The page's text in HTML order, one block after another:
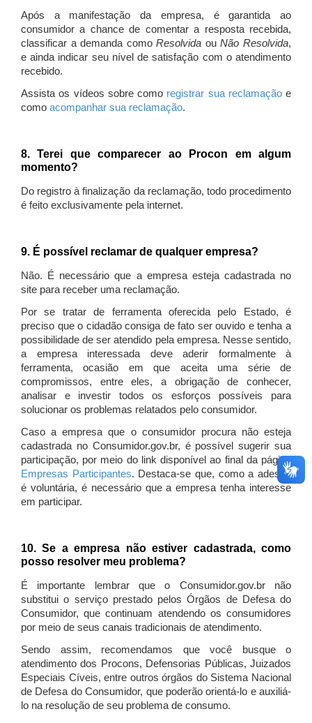
Após a manifestação da empresa, é garantida ao
consumidor a chance de comentar a resposta recebida,
classificar a demanda comoResolvida ouNão Resolvida,
e ainda indicar seu nível de satisfação com o atendimento
recebido.
Assista os vídeos sobre como registrar sua reclamaçãoe
como acompanhar sua reclamação.
8. Terei que comparecer ao Procon em algum
momento?
Do registro à finalização da reclamação, todo procedimento
é feito exclusivamente pela internet.
9. É possível reclamar de qualquer empresa?
Não. É necessário que a empresa esteja cadastrada no
site para receber uma reclamação.
Por se tratar de ferramenta oferecida pelo Estado, é
preciso que o cidadão consiga de fato ser ouvido e tenha a
possibilidade de ser atendido pela empresa. Nesse sentido,
a empresa interessada deve aderir formalmente à
ferramenta, ocasião em que aceita uma série de
compromissos, entre eles, a obrigação de conhecer,
analisar e investir todos os esforços possíveis para
solucionar os problemas relatados pelo consumidor.
Caso a empresa que o consumidor procura não esteja
cadastrada no Consumidor.gov.br, é possível sugerir sua
participação, por meio do link disponível ao final da página
Empresas Participantes. Destaca-se que, como a adesão
é voluntária, é necessário que a empresa tenha interesse
em participar.
10. Se a empresa não estiver cadastrada, como
posso resolver meu problema?
É importante lembrar que o Consumidor.gov.br não
substitui o serviço prestado pelos Órgãos de Defesa do
Consumidor, que continuam atendendo os consumidores
por meio de seus canais tradicionais de atendimento.
Sendo assim, recomendamos que você busque o
atendimento dos Procons, Defensorias Públicas, Juizados
Especiais Cíveis, entre outros órgãos do Sistema Nacional
de Defesa do Consumidor, que poderão orientá-lo e auxiliá-
lo na resolução de seu problema de consumo.